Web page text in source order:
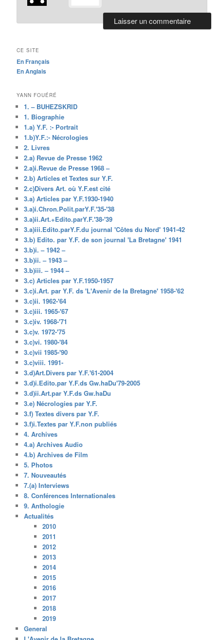
CE SITE
En Français
En Anglais
YANN FOUÉRÉ
1. – BUHEZSKRID
1. Biographie
1.a) Y.F. :- Portrait
1.b)Y.F.:- Nécrologies
2. Livres
2.a) Revue de Presse 1962
2.a)i.Revue de Presse 1968 –
2.b) Articles et Textes sur Y.F.
2.c)Divers Art. où Y.F.est cité
3.a) Articles par Y.F.1930-1940
3.a)i.Chron.Polit.parY.F.'35-'38
3.a)ii.Art.+Edito.parY.F.'38-'39
3.a)iii.Edito.parY.F.du journal 'Côtes du Nord' 1941-42
3.b) Edito. par Y.F. de son journal 'La Bretagne' 1941
3.b)i. – 1942 –
3.b)ii. – 1943 –
3.b)iii. – 1944 –
3.c) Articles par Y.F.1950-1957
3.c)i.Art. par Y.F. ds 'L'Avenir de la Bretagne' 1958-'62
3.c)ii. 1962-'64
3.c)iii. 1965-'67
3.c)iv. 1968-'71
3.c)v. 1972-'75
3.c)vi. 1980-'84
3.c)vii 1985-'90
3.c)viii. 1991-
3.d)Art.Divers par Y.F.'61-2004
3.d)i.Edito.par Y.F.ds Gw.haDu'79-2005
3.d)ii.Art.par Y.F.ds Gw.haDu
3.e) Nécrologies par Y.F.
3.f) Textes divers par Y.F.
3.f)i.Textes par Y.F.non publiés
4. Archives
4.a) Archives Audio
4.b) Archives de Film
5. Photos
7. Nouveautés
7.(a) Interviews
8. Conférences Internationales
9. Anthologie
Actualités
2010
2011
2012
2013
2014
2015
2016
2017
2018
2019
General